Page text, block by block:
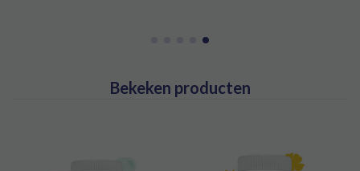
Bekeken producten